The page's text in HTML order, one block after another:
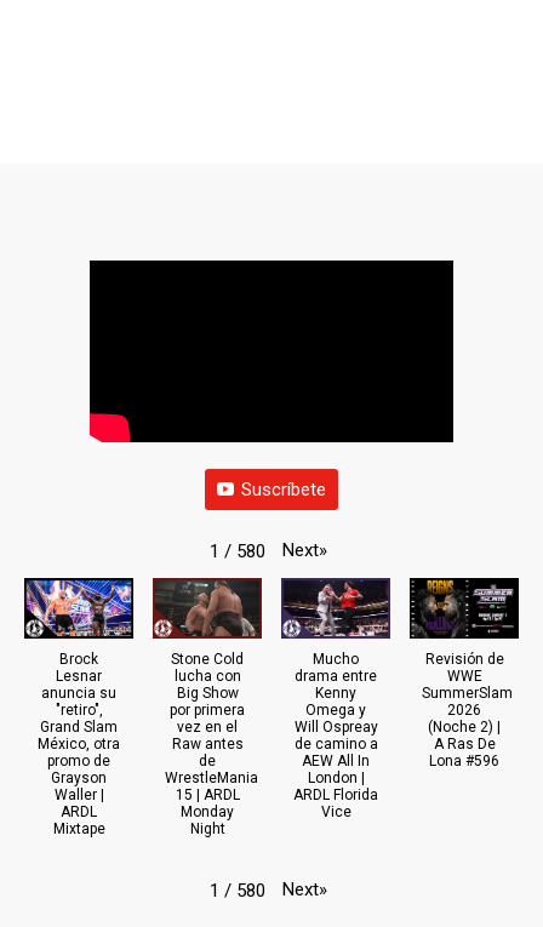
Suscríbete
1 / 580 Next»
Brock
Lesnar
anuncia su
"retiro",
Grand Slam
México, otra
promo de
Grayson
Waller |
ARDL
Mixtape
Stone Cold
lucha con
Big Show
por primera
vez en el
Raw antes
de
WrestleMania
15 | ARDL
Monday
Night
Mucho
drama entre
Kenny
Omega y
Will Ospreay
de camino a
AEW All In
London |
ARDL Florida
Vice
Revisión de
WWE
SummerSlam
2026
(Noche 2) |
A Ras De
Lona #596
1 / 580 Next»